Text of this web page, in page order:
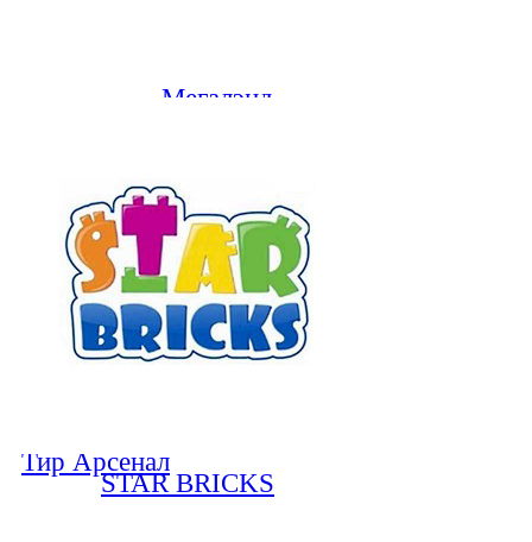
Мегалэнд
STAR BRICKS
Тир Арсенал